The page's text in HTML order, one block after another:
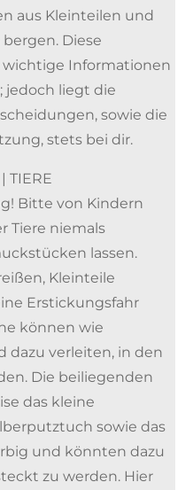
aus Kleinteilen und
Diese
Informationen
jedoch liegt die
sowie die
stets bei dir.
TIERE
Bitte von Kindern
Tiere niemals
lassen.
Kleinteile
Erstickungsfahr
können wie
dazu verleiten, in den
Die beiliegenden
das kleine
sowie das
und könnten dazu
zu werden. Hier